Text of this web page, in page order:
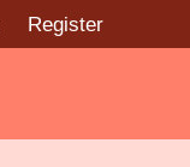
Register